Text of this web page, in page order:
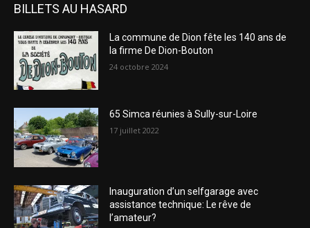
BILLETS AU HASARD
La commune de Dion fête les 140 ans de
la firme De Dion-Bouton
24 octobre 2024
65 Simca réunies à Sully-sur-Loire
17 juillet 2022
Inauguration d’un selfgarage avec
assistance technique: Le rêve de
l’amateur?